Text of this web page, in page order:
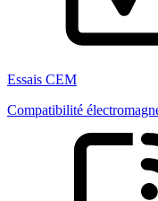
Essais CEM
Compatibilité